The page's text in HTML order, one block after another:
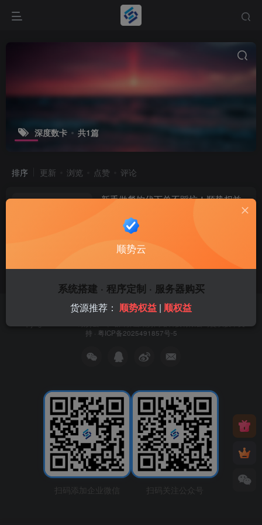
深度数卡 共1篇
排序 更新 浏览 点赞 评论
新手做餐饮代下单不踩坑！顺势权益
权益资讯
2个月前
友链申请 免责声明 广告合作 关于我们
持 · 粤ICP备2025491857号-5
扫码添加企业微信 扫码关注公众号
顺势云
系统搭建 · 程序定制 · 服务器购买
货源推荐： 顺势权益 | 顺权益